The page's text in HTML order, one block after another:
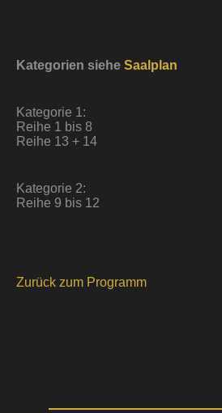
Kategorien siehe Saalplan
Kategorie 1:
Reihe 1 bis 8
Reihe 13 + 14
Kategorie 2:
Reihe 9 bis 12
Zurück zum Programm